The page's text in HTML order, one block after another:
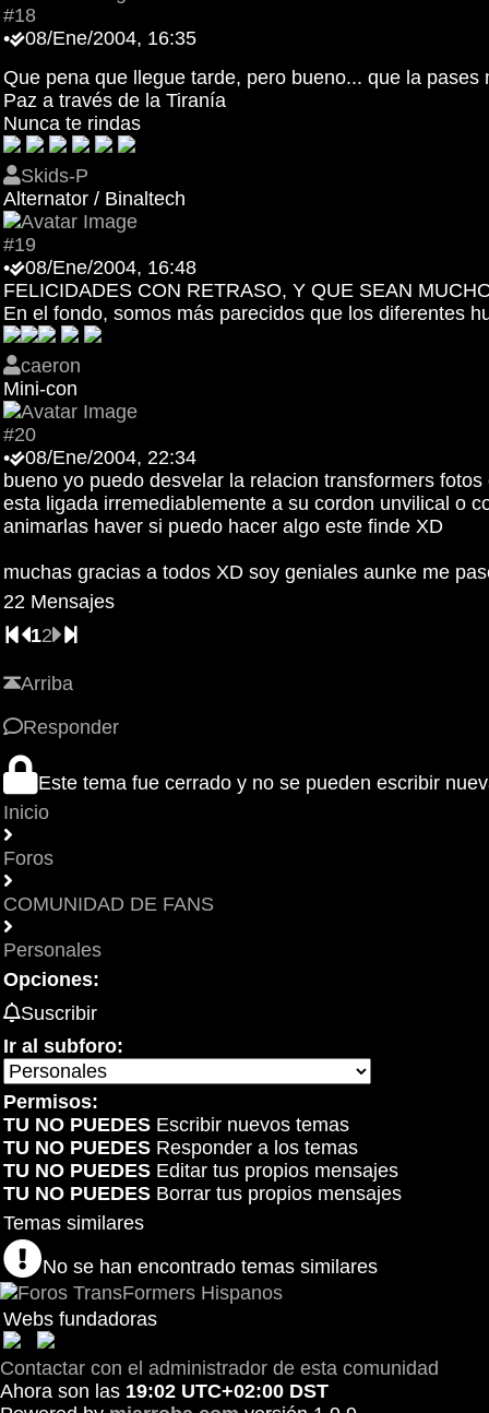
#18
•
08/Ene/2004, 16:35
Que pena que llegue tarde, pero bueno... que la
Paz a través de la Tiranía
Nunca te rindas
Skids-P
Alternator / Binaltech
#19
•
08/Ene/2004, 16:48
FELICIDADES CON RETRASO, Y QUE SEAN
En el fondo, somos más parecidos que los diferentes
caeron
Mini-con
#20
•
08/Ene/2004, 22:34
bueno yo puedo desvelar la relacion transformers
esta ligada irremediablemente a su cordon unvilical o
animarlas haver si puedo hacer algo este finde XD
muchas gracias a todos XD soy geniales aunke me
22 Mensajes
12
Arriba
Responder
Este tema fue cerrado y no se pueden escribir
Inicio
Foros
COMUNIDAD DE FANS
Personales
Opciones:
Suscribir
Ir al subforo:
Permisos:
TU NO PUEDES Escribir nuevos temas
TU NO PUEDES Responder a los temas
TU NO PUEDES Editar tus propios mensajes
TU NO PUEDES Borrar tus propios mensajes
Temas similares
No se han encontrado temas similares
Webs fundadoras
Contactar con el administrador de esta comunidad
Ahora son las 19:02 UTC+02:00 DST